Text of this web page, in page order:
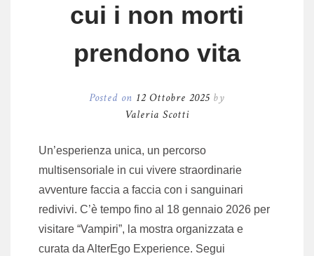
cui i non morti
prendono vita
Posted on 12 Ottobre 2025 by
Valeria Scotti
Un’esperienza unica, un percorso
multisensoriale in cui vivere straordinarie
avventure faccia a faccia con i sanguinari
redivivi. C’è tempo fino al 18 gennaio 2026 per
visitare “Vampiri”, la mostra organizzata e
curata da AlterEgo Experience. Segui